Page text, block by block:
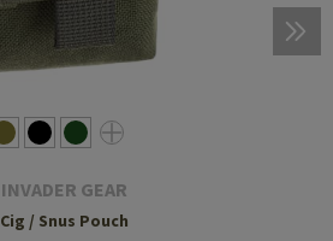
INVADER GEAR
Cig / Snus Pouch